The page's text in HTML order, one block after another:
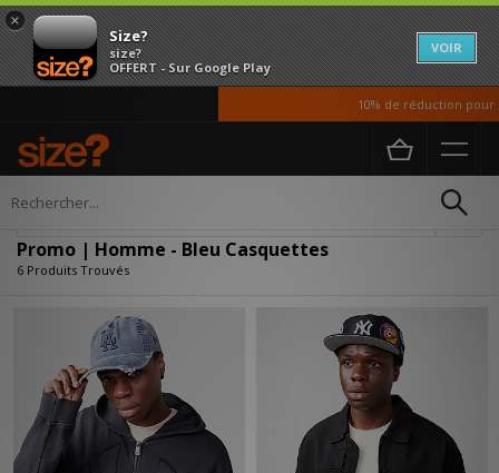
×
Size?
size?
OFFERT - Sur Google Play
VOIR
10% de réduction pour
Accueil Homme
Promo | Homme - Bleu Casquettes
6 Produits Trouvés